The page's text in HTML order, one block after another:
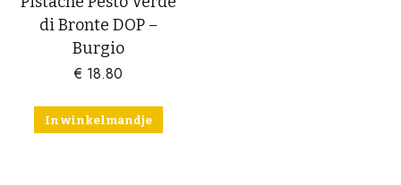
di Bronte DOP –
Burgio
€ 18.80
In winkelmandje